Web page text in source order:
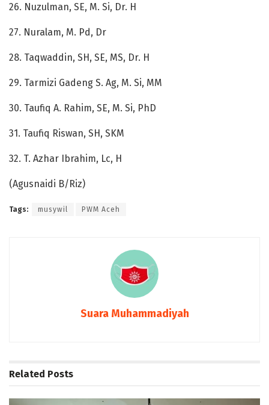
26. Nuzulman, SE, M. Si, Dr. H
27. Nuralam, M. Pd, Dr
28. Taqwaddin, SH, SE, MS, Dr. H
29. Tarmizi Gadeng S. Ag, M. Si, MM
30. Taufiq A. Rahim, SE, M. Si, PhD
31. Taufiq Riswan, SH, SKM
32. T. Azhar Ibrahim, Lc, H
(Agusnaidi B/Riz)
Tags: musywil PWM Aceh
Suara Muhammadiyah
Related Posts